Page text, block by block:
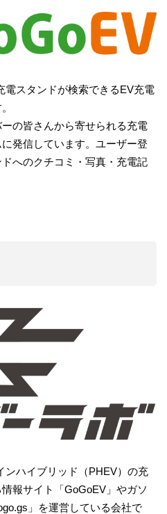
電スタンドが検索できるEV充電
の皆さんから寄せられる充電
発信しています。ユーザー登
へのクチコミ・写真・充電記
ンハイブリッド（PHEV）の充
報サイト「GoGoEV」やガソ
」を運営している会社で